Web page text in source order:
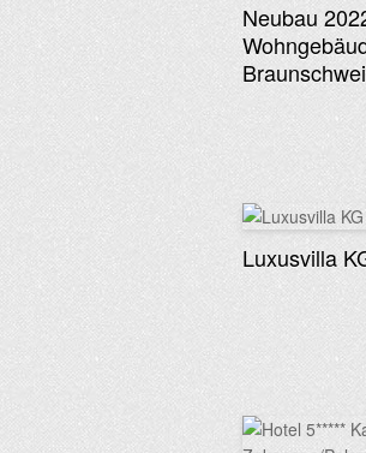
Neubau
Luxusvilla